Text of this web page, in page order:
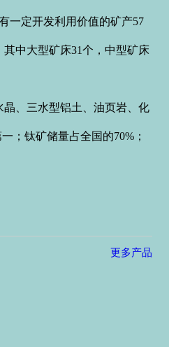
定开发利用价值的矿产57
中大型矿床31个，中型矿床
、三水型铝土、油页岩、化
；钛矿储量占全国的70%；
更多产品